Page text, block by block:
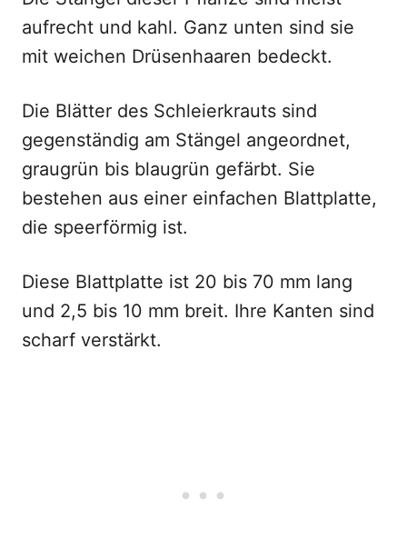
aufrecht und kahl. Ganz unten sind sie
mit weichen Drüsenhaaren bedeckt.
Die Blätter des Schleierkrauts sind
gegenständig am Stängel angeordnet,
graugrün bis blaugrün gefärbt. Sie
bestehen aus einer einfachen Blattplatte,
die speerförmig ist.
Diese Blattplatte ist 20 bis 70 mm lang
und 2,5 bis 10 mm breit. Ihre Kanten sind
scharf verstärkt.